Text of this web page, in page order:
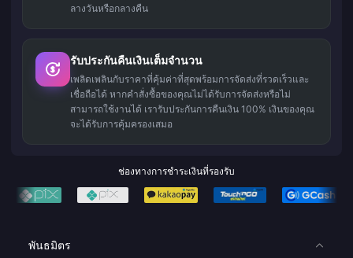
ลางวันหรือกลางคืน
รับประกันคืนเงินเต็มจำนวน
เพลิดเพลินกับราคาที่คุ้มค่าที่สุดพร้อมการจัดส่งที่รวดเร็วและ
เชื่อถือได้ หากคำสั่งซื้อของคุณไม่ได้รับการจัดส่งหรือไม่
สามารถใช้งานได้ เรารับประกันการคืนเงิน 100% เงินของคุณ
จะได้รับการคุ้มครองเสมอ
ช่องทางการชำระเงินที่รองรับ
พันธมิตร